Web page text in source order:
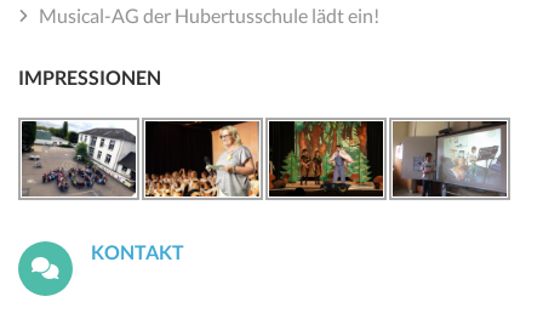
Musical-AG der Hubertusschule lädt ein!
IMPRESSIONEN
KONTAKT